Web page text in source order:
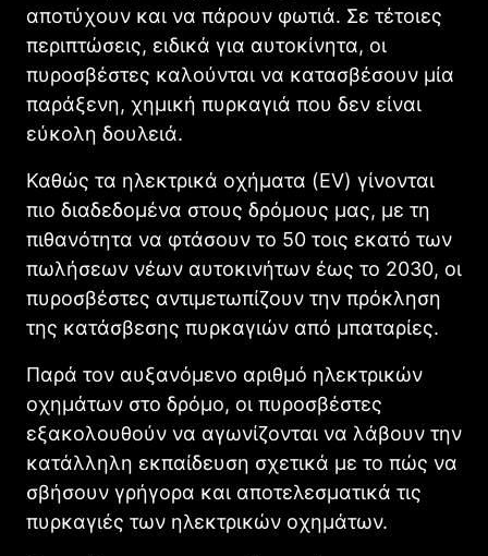
αποτύχουν και να πάρουν φωτιά. Σε τέτοιες
περιπτώσεις, ειδικά για αυτοκίνητα, οι
πυροσβέστες καλούνται να κατασβέσουν μία
παράξενη, χημική πυρκαγιά που δεν είναι
εύκολη δουλειά.
Καθώς τα ηλεκτρικά οχήματα (EV) γίνονται
πιο διαδεδομένα στους δρόμους μας, με τη
πιθανότητα να φτάσουν το 50 τοις εκατό των
πωλήσεων νέων αυτοκινήτων έως το 2030, οι
πυροσβέστες αντιμετωπίζουν την πρόκληση
της κατάσβεσης πυρκαγιών από μπαταρίες.
Παρά τον αυξανόμενο αριθμό ηλεκτρικών
οχημάτων στο δρόμο, οι πυροσβέστες
εξακολουθούν να αγωνίζονται να λάβουν την
κατάλληλη εκπαίδευση σχετικά με το πώς να
σβήσουν γρήγορα και αποτελεσματικά τις
πυρκαγιές των ηλεκτρικών οχημάτων.